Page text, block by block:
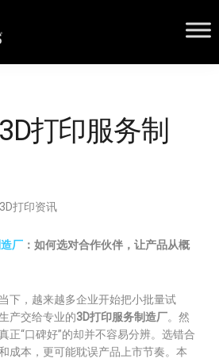
打印服务制
3D打印资讯
厂 ：如何选对合作伙伴，让产品从概
下，越来越多企业开始把小批量试
产交给专业的3D打印服务制造厂。然
正“口碑好”的却并不容易分辨。选错合
成本，更可能耽误产品上市节奏。本